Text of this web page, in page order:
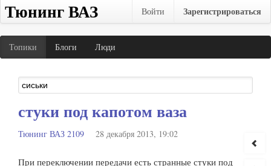
Тюнинг ВАЗ Войти Зарегистрироваться
Топики Блоги Люди
стуки под капотом ваза
Тюнинг ВАЗ 2109 28 декабря 2013, 19:02
При переключении передачи есть странные стуки под